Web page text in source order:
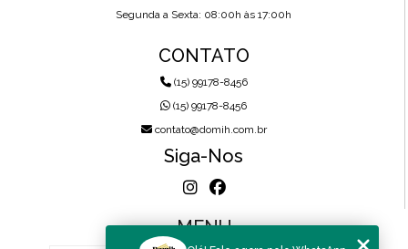
Segunda a Sexta: 08:00h às 17:00h
CONTATO
(15) 99178-8456
(15) 99178-8456
contato@domih.com.br
Siga-Nos
MENU